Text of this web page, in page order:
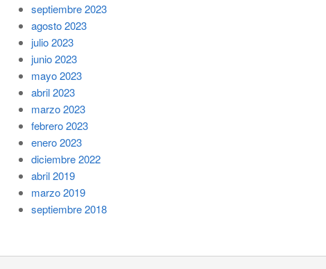
septiembre 2023
agosto 2023
julio 2023
junio 2023
mayo 2023
abril 2023
marzo 2023
febrero 2023
enero 2023
diciembre 2022
abril 2019
marzo 2019
septiembre 2018